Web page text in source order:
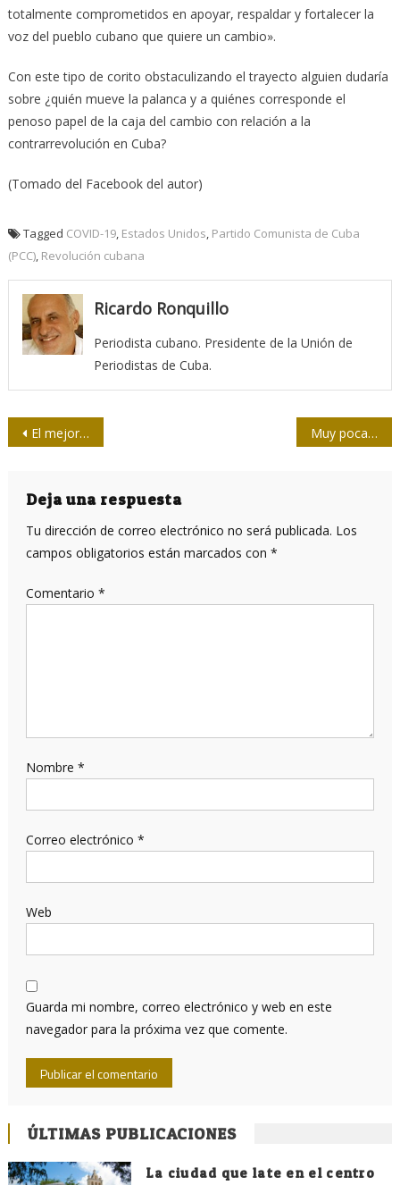
totalmente comprometidos en apoyar, respaldar y fortalecer la
voz del pueblo cubano que quiere un cambio».
Con este tipo de corito obstaculizando el trayecto alguien dudaría
sobre ¿quién mueve la palanca y a quiénes corresponde el
penoso papel de la caja del cambio con relación a la
contrarrevolución en Cuba?
(Tomado del Facebook del autor)
Tagged COVID-19, Estados Unidos, Partido Comunista de Cuba
(PCC), Revolución cubana
Ricardo Ronquillo
Periodista cubano. Presidente de la Unión de
Periodistas de Cuba.
Navegación
entradas
El mejor oficio del mundo, …pero el más peligroso Muy pocas de las vacunas prometidas contra la Covid-19 han llegado a los países más pobres
Deja una respuesta
Tu dirección de correo electrónico no será publicada. Los
campos obligatorios están marcados con *
Comentario *
Nombre *
Correo electrónico *
Web
Guarda mi nombre, correo electrónico y web en este
navegador para la próxima vez que comente.
ÚLTIMAS PUBLICACIONES
La ciudad que late en el centro